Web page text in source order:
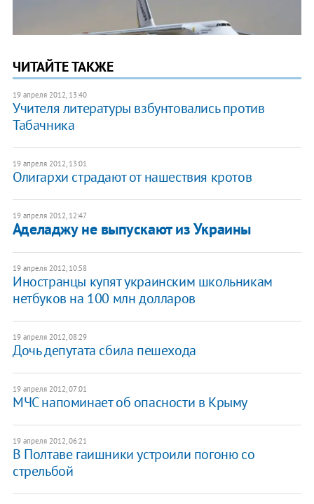
ЧИТАЙТЕ ТАКЖЕ
19 апреля 2012, 13:40
Учителя литературы взбунтовались против
Табачника
19 апреля 2012, 13:01
​Олигархи страдают от нашествия кротов
19 апреля 2012, 12:47
Аделаджу не выпускают из Украины
19 апреля 2012, 10:58
Иностранцы купят украинским школьникам
нетбуков на 100 млн долларов
19 апреля 2012, 08:29
Дочь депутата сбила пешехода
19 апреля 2012, 07:01
МЧС напоминает об опасности в Крыму
19 апреля 2012, 06:21
В Полтаве гаишники устроили погоню со
стрельбой